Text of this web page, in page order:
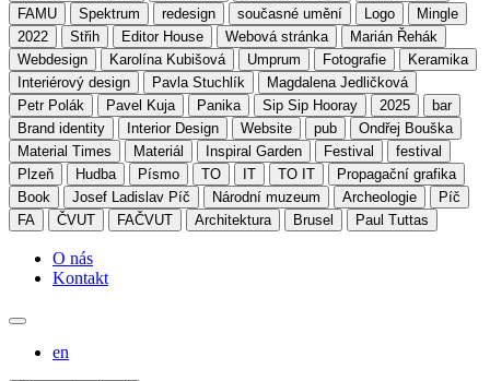
FAMU
Spektrum redesign současné umění Logo
Mingle
2022
Střih Editor House Webová stránka
Marián Řehák
Webdesign
Karolína Kubišová Umprum Fotografie
Keramika
Interiérový design
Pavla Stuchlík
Magdalena Jedličková
Petr Polák
Pavel Kuja Panika Sip Sip Hooray 2025
bar
Brand identity
Interior Design Website pub
Ondřej Bouška
Material Times
Materiál Inspiral Garden Festival
festival
Plzeň
Hudba Písmo TO IT TO IT
Propagační grafika
Book
Josef Ladislav Píč Národní muzeum Archeologie
Píč
FA
ČVUT FAČVUT Architektura Brusel Paul Tuttas
O nás
Kontakt
en